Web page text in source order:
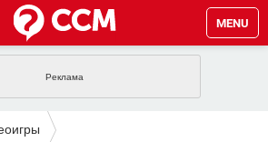
MENU